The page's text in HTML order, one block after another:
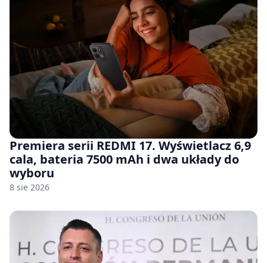
Premiera serii REDMI 17. Wyświetlacz 6,9
cala, bateria 7500 mAh i dwa układy do
wyboru
8 sie 2026